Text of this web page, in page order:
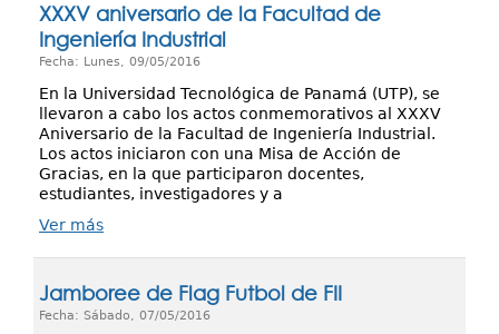
XXXV aniversario de la Facultad de
Ingeniería Industrial
Fecha: Lunes, 09/05/2016
En la Universidad Tecnológica de Panamá (UTP), se
llevaron a cabo los actos conmemorativos al XXXV
Aniversario de la Facultad de Ingeniería Industrial.
Los actos iniciaron con una Misa de Acción de
Gracias, en la que participaron docentes,
estudiantes, investigadores y a
Ver más
Jamboree de Flag Futbol de FII
Fecha: Sábado, 07/05/2016